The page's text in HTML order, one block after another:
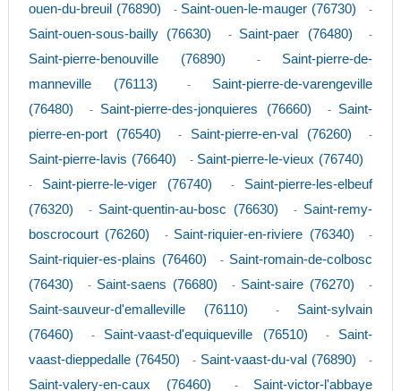
ouen-du-breuil (76890)
- Saint-ouen-le-mauger (76730) -
Saint-ouen-sous-bailly (76630) - Saint-paer (76480) -
Saint-pierre-benouville (76890) - Saint-pierre-de-
manneville (76113)
- Saint-pierre-de-varengeville
(76480)
- Saint-pierre-des-jonquieres (76660) - Saint-
pierre-en-port (76540)
- Saint-pierre-en-val (76260) -
Saint-pierre-lavis (76640) - Saint-pierre-le-vieux (76740)
- Saint-pierre-le-viger (76740) - Saint-pierre-les-elbeuf
(76320)
- Saint-quentin-au-bosc (76630) - Saint-remy-
boscrocourt (76260)
- Saint-riquier-en-riviere (76340) -
Saint-riquier-es-plains (76460) - Saint-romain-de-colbosc
(76430)
- Saint-saens (76680) - Saint-saire (76270) -
Saint-sauveur-d'emalleville (76110) - Saint-sylvain
(76460)
- Saint-vaast-d'equiqueville (76510) - Saint-
vaast-dieppedalle (76450)
- Saint-vaast-du-val (76890) -
Saint-valery-en-caux (76460) - Saint-victor-l'abbaye